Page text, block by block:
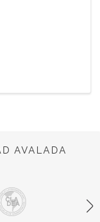
AVALADA